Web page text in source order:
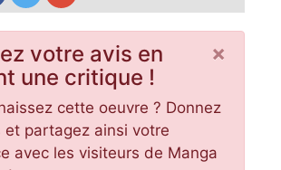
×
votre avis en
une critique !
cette oeuvre ? Donnez
et partagez ainsi votre
avec les visiteurs de Manga